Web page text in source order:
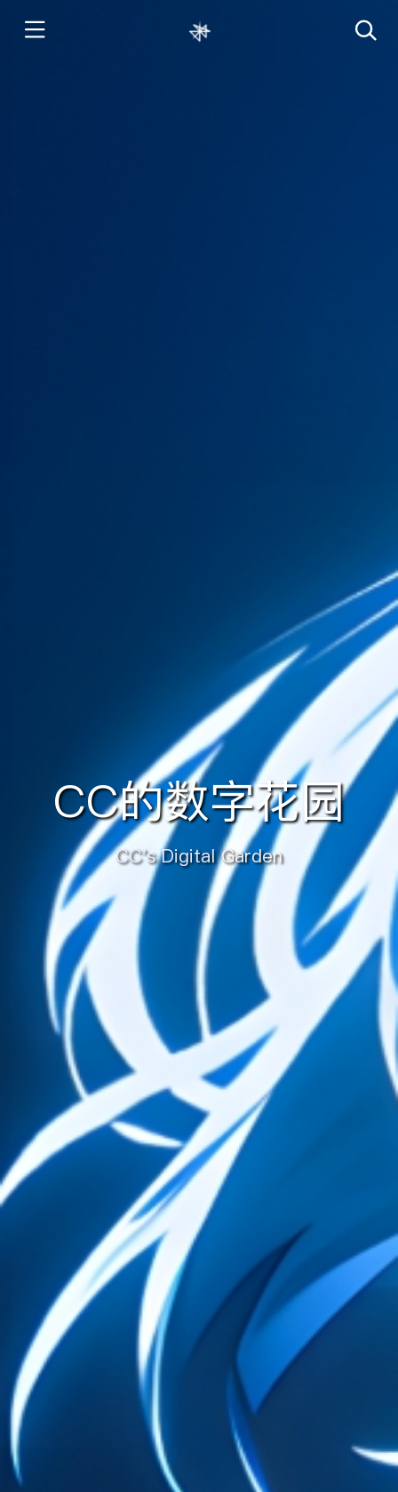
CC的数字花园
CC's Digital Garden